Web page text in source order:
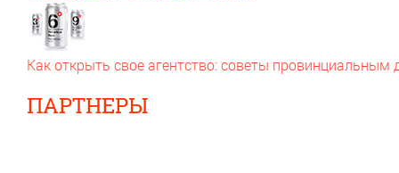
Как открыть свое агентство: советы провинциальным
ПАРТНЕРЫ